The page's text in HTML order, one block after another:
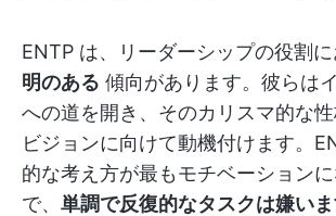
ENTP は、リーダーシップの役割
明のある 傾向があります。彼らは
への道を開き、そのカリスマ的な
ビジョンに向けて動機付けます。
的な考え方が最もモチベーション
で、 単調で反復的なタスクは嫌い